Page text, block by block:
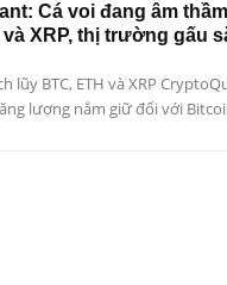
Cá voi đang âm
và XRP, thị trường gấu
lũy BTC, ETH và XRP
lượng nắm giữ đối với